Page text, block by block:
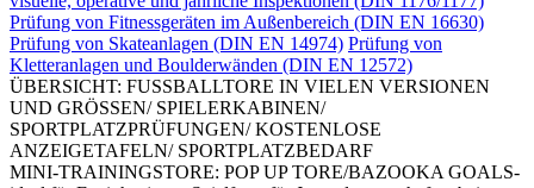
Prüfung von Fitnessgeräten im Außenbereich (DIN EN 16630)
Prüfung von Skateanlagen (DIN EN 14974) Prüfung von
Kletteranlagen und Boulderwänden (DIN EN 12572)
ÜBERSICHT: FUSSBALLTORE IN VIELEN VERSIONEN
UND GRÖSSEN/ SPIELERKABINEN/
SPORTPLATZPRÜFUNGEN/ KOSTENLOSE
ANZEIGETAFELN/ SPORTPLATZBEDARF
MINI-TRAININGSTORE: POP UP TORE/BAZOOKA GOALS-